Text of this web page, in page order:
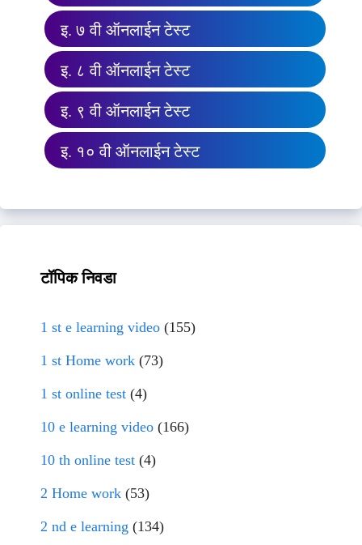
इ. ७ वी ऑनलाईन टेस्ट
इ. ८ वी ऑनलाईन टेस्ट
इ. ९ वी ऑनलाईन टेस्ट
इ. १० वी ऑनलाईन टेस्ट
टॉपिक निवडा
1 st e learning video (155)
1 st Home work (73)
1 st online test (4)
10 e learning video (166)
10 th online test (4)
2 Home work (53)
2 nd e learning (134)